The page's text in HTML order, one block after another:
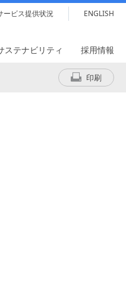
ービス提供状況 ENGLISH
ステナビリティ 採用情報
印刷